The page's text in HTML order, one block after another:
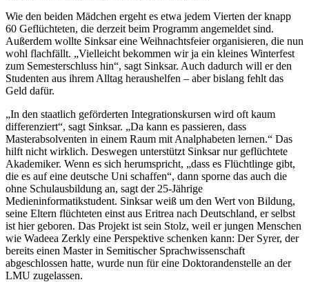
Wie den beiden Mädchen ergeht es etwa jedem Vierten der knapp
60 Geflüchteten, die derzeit beim Programm angemeldet sind.
Außerdem wollte Sinksar eine Weihnachtsfeier organisieren, die nun
wohl flachfällt. „Vielleicht bekommen wir ja ein kleines Winterfest
zum Semesterschluss hin“, sagt Sinksar. Auch dadurch will er den
Studenten aus ihrem Alltag heraushelfen – aber bislang fehlt das
Geld dafür.
„In den staatlich geförderten Integrationskursen wird oft kaum
differenziert“, sagt Sinksar. „Da kann es passieren, dass
Masterabsolventen in einem Raum mit Analphabeten lernen.“ Das
hilft nicht wirklich. Deswegen unterstützt Sinksar nur geflüchtete
Akademiker. Wenn es sich herumspricht, „dass es Flüchtlinge gibt,
die es auf eine deutsche Uni schaffen“, dann sporne das auch die
ohne Schulausbildung an, sagt der 25-Jährige
Medieninformatikstudent. Sinksar weiß um den Wert von Bildung,
seine Eltern flüchteten einst aus Eritrea nach Deutschland, er selbst
ist hier geboren. Das Projekt ist sein Stolz, weil er jungen Menschen
wie Wadeea Zerkly eine Perspektive schenken kann: Der Syrer, der
bereits einen Master in Semitischer Sprachwissenschaft
abgeschlossen hatte, wurde nun für eine Doktorandenstelle an der
LMU zugelassen.